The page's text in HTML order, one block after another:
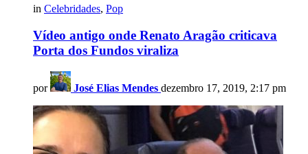
in Celebridades, Pop
Vídeo antigo onde Renato Aragão criticava
Porta dos Fundos viraliza
por José Elias Mendes dezembro 17, 2019, 2:17 pm